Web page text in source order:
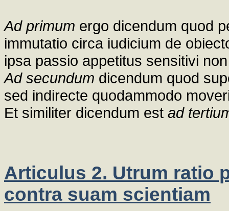
Ad primum ergo dicendum quod
immutatio circa iudicium de
ipsa passio appetitus sensitivi
Ad secundum dicendum quod
sed indirecte quodammodo
Et similiter dicendum est ad
Articulus 2. Utrum ratio
contra suam scientiam